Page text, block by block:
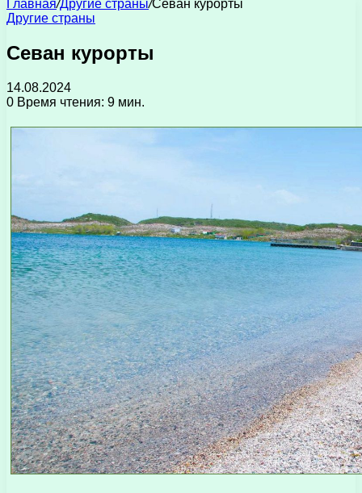
Главная/Другие страны/Севан курорты
Другие страны
Севан курорты
14.08.2024
0 Время чтения: 9 мин.